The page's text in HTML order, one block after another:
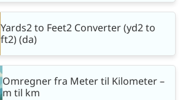
Yards2 to Feet2 Converter (yd2 to
ft2) (da)
Omregner fra Meter til Kilometer –
m til km